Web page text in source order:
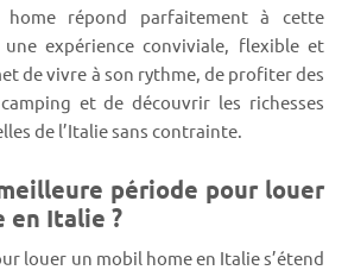
répond parfaitement à cette
expérience conviviale, flexible et
de vivre à son rythme, de profiter des
et de découvrir les richesses
de l’Italie sans contrainte.
période pour louer
en Italie ?
louer un mobil home en Italie s’étend